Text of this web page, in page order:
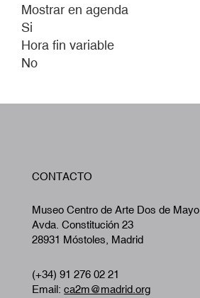
Mostrar en agenda
Si
Hora fin variable
No
CONTACTO
Museo Centro de Arte Dos de Mayo
Avda. Constitución 23
28931 Móstoles, Madrid
(+34) 91 276 02 21
Email: ca2m@madrid.org